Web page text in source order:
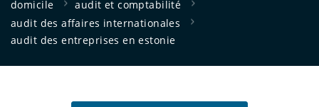
domicile
audit et comptabilité
audit des affaires internationales
audit des entreprises en estonie